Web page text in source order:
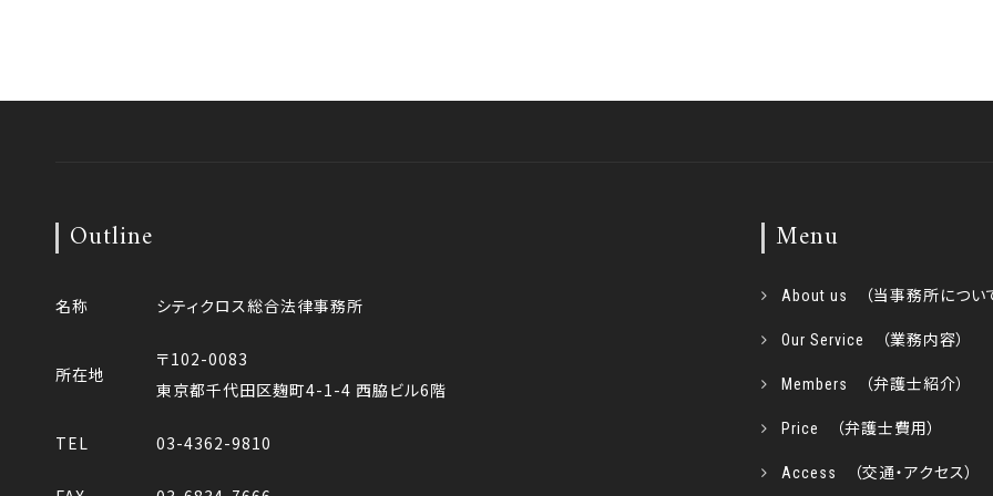
Outline
名称 シティクロス総合法律事務所
所在地
〒102-0083
東京都千代田区麹町4-1-4 西脇ビル6階
TEL 03-4362-9810
Menu
About us （当事務所につい
Our Service （業務内容）
Members （弁護士紹介）
Price （弁護士費用）
Access （交通・アクセス）